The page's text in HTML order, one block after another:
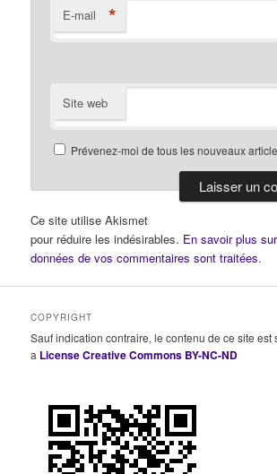
E-mail *
Site web
Prévenez-moi de tous les nouveaux
Ce site utilise Akismet
pour réduire les indésirables. En savoir plus
données de vos commentaires sont traitées.
COPYRIGHT
Sauf indication contraire, le contenu de ce site est
a License Creative Commons BY-NC-ND